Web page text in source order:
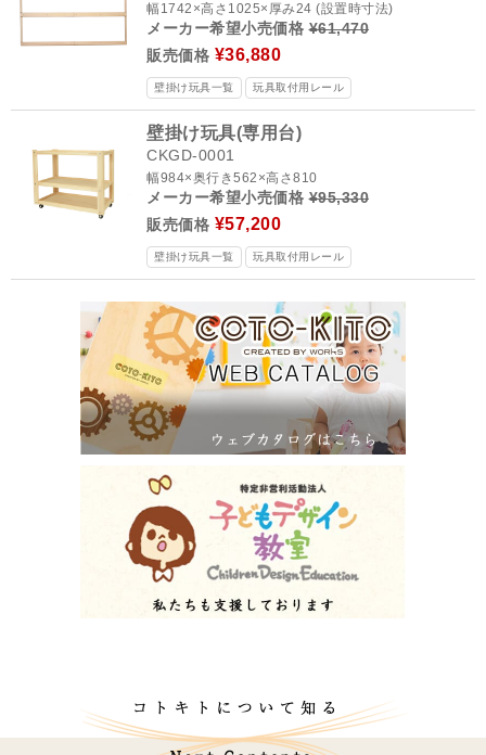
幅1742×高さ1025×厚み24 (設置時寸法)
メーカー希望小売価格¥61,470
販売価格 ¥36,880
壁掛け玩具一覧 玩具取付用レール
壁掛け玩具(専用台)
CKGD-0001
幅984×奥行き562×高さ810
メーカー希望小売価格¥95,330
販売価格 ¥57,200
壁掛け玩具一覧 玩具取付用レール